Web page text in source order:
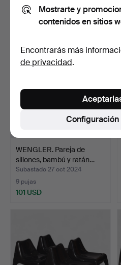
3 pujas
55 USD
WENGLER. Pareja de
sillones, bambú y ratán…
Subastado 27 oct 2024
9 pujas
101 USD
Mostrarte y
contenidos en sitios
Encontrarás más
de privacidad.